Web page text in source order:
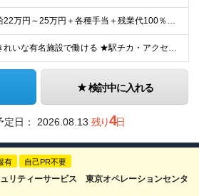
月給22万円～25万円＋各種手当＋残業代100％支給 ※ただし週3日勤務の場合は月給14.8万円～となります ※夜勤シフトの場合は、上記月給に加えて「深夜割増手当（22時～翌5時までの勤務に対して2
★きれいな有名施設で働ける ★駅チカ・アクセス抜群 ＜GINZA SIX＞ 東京都中央区銀座6-10-1 ＜虎ノ門ヒルズ ビジネスタワー＞ 東京都港区虎ノ門1-17-1 ＜日本都市センター会館＞
検討中に入れる
日： 2026.08.13 残り4日
有 自己PR不要
リティーサービス 東京オペレーションセンタ